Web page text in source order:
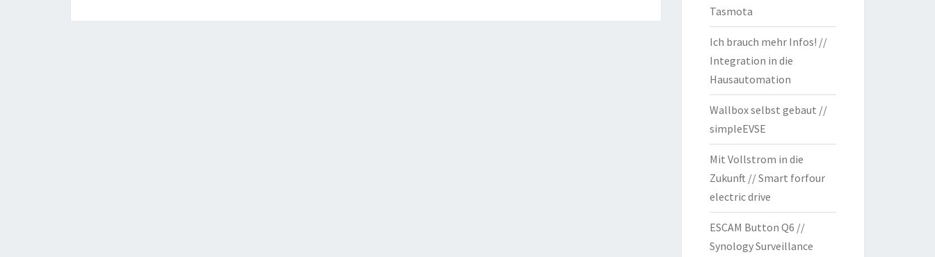
Tasmota
Ich brauch mehr Infos! //
Integration in die
Hausautomation
Wallbox selbst gebaut //
simpleEVSE
Mit Vollstrom in die
Zukunft // Smart forfour
electric drive
ESCAM Button Q6 //
Synology Surveillance